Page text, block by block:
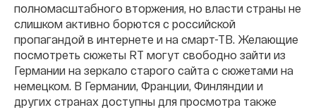
полномасштабного вторжения, но власти страны не
слишком активно борются с российской
пропагандой в интернете и на смарт-ТВ. Желающие
посмотреть сюжеты RT могут свободно зайти из
Германии на зеркало старого сайта с сюжетами на
немецком. В Германии, Франции, Финляндии и
других странах доступны для просмотра также